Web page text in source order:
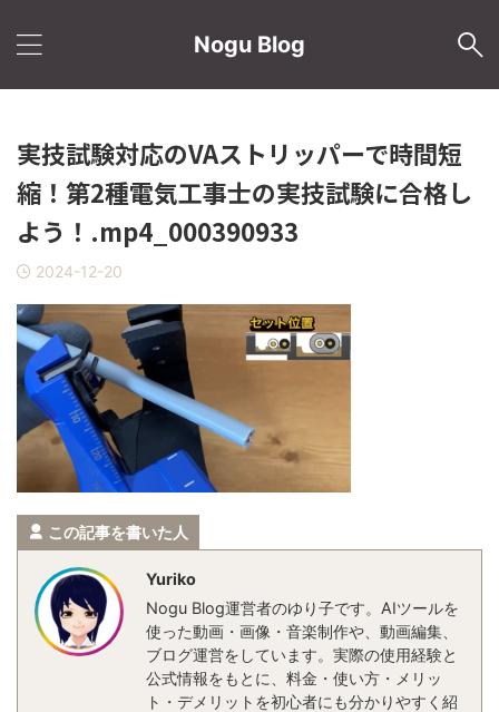
Nogu Blog
実技試験対応のVAストリッパーで時間短
縮！第2種電気工事士の実技試験に合格し
よう！.mp4_000390933
2024-12-20
この記事を書いた人
Yuriko
Nogu Blog運営者のゆり子です。AIツールを
使った動画・画像・音楽制作や、動画編集、
ブログ運営をしています。実際の使用経験と
公式情報をもとに、料金・使い方・メリッ
ト・デメリットを初心者にも分かりやすく紹